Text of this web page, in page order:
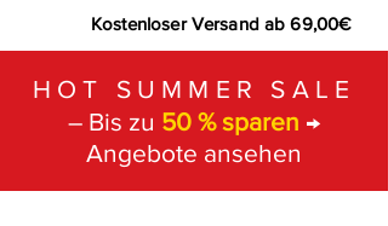
Kostenloser Versand ab 69,00€
HOT SUMMER SALE
– Bis zu 50 % sparen →
Angebote ansehen